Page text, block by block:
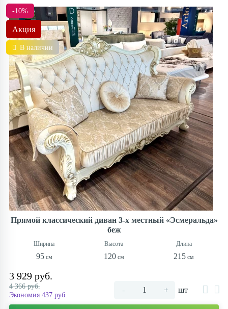
-10%
Акция
В наличии
Прямой классический диван 3-х местный «Эсмеральда»
беж
95 120 215
3 929 руб.
4 366 руб.
Экономия 437 руб.
- + шт